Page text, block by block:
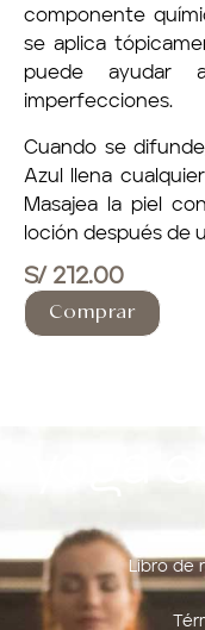
componente
se aplica
puede ayudar
imperfecciones.
Cuando se
Azul llena
Masajea la piel
loción después de
S/ 212.00
Comprar
Libro de